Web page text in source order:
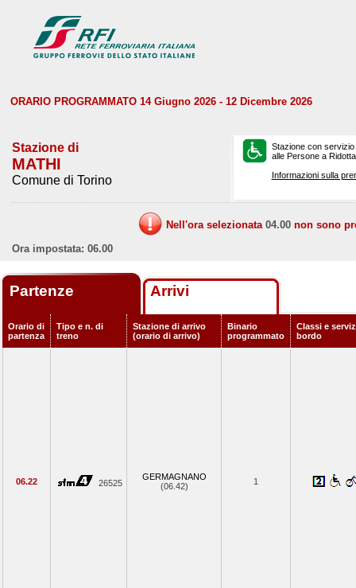
ORARIO PROGRAMMATO 14 Giugno 2026 - 12 Dicembre 2026
Stazione di
MATHI
Comune di Torino
Stazione con
alle Persone a
Informazioni sulla
Nell'ora selezionata 04.00 non sono
Ora impostata: 06.00
Partenze Arrivi
Orario di
partenza
Tipo e n. di
treno
Stazione di arrivo
(orario di arrivo)
Binario
programmato
Classi e
bordo
06.22 26525
GERMAGNANO
(06.42)
1